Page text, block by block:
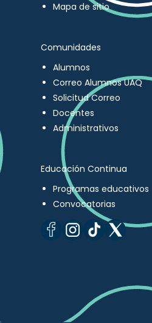
Mapa de sitio
Comunidades
Alumnos
Correo Alumnos UAQ
Solicitud Correo
Docentes
Administrativos
Educación Continua
Programas educativos
Convocatorias